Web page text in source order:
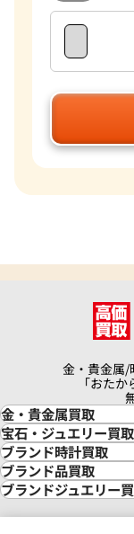
金・貴金属/
「おた
金・貴金属買取
金買取
金の相場価格情報
金の参考買取価格一
インゴット買取
インゴットの相場価
24金買取
宝石・ジュエリー買取
宝石・ジュエリー買取
ダイヤモンド買取
ダイヤモンド・宝石
リング・結婚指輪買
エメラルド買取
ブランド時計買取
時計買取
ロレックス買取
ロレックス デイトナ
ロレックス サブマリ
ブランド品買取
ブランド買取
ブランドジュエリー